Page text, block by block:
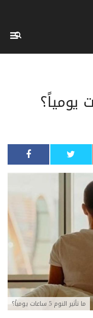
ما تأثير النوم 5 ساعات يومياً؟